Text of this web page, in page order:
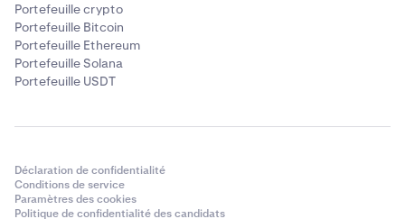
Portefeuille crypto
Portefeuille Bitcoin
Portefeuille Ethereum
Portefeuille Solana
Portefeuille USDT
Déclaration de confidentialité
Conditions de service
Paramètres des cookies
Politique de confidentialité des candidats